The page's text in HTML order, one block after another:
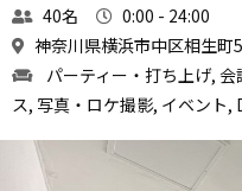
40名
0:00 - 24:00
神奈川県横浜市中区相生
パーティー・打ち上げ,
ス, 写真・ロケ撮影, イベント,